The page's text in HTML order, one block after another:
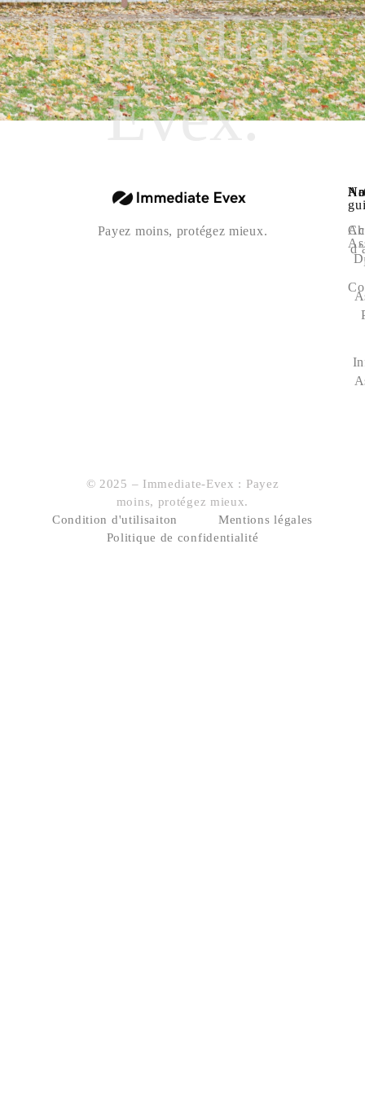
Immediate
Evex.
Payez moins, protégez mieux.
© 2025 – Immediate-Evex : Payez
moins, protégez mieux.
Condition d'utilisaiton
Mentions légales
Politique de confidentialité